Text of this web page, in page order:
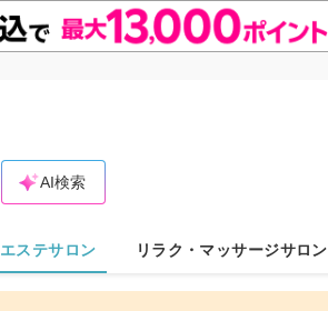
AI検索
エステサロン リラク・マッサージサロン